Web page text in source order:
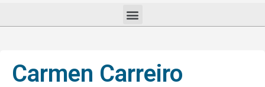
Carmen Carreiro